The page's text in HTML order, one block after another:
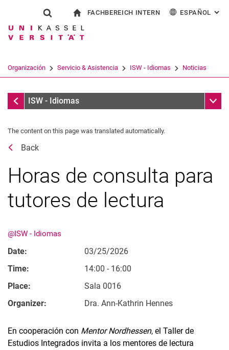
Jump directly to: content
Jump directly to: search
Jump directly to: main
Show search form
Search term
Search (opens an external link in a
FACHBEREICH INTERN ESPAÑOL :
Organización Servicio & Asistencia ISW - Idiomas Noticias
NoticiasISW - Idiomas Sub
The content on this page was translated automatically.
Back
Horas de consulta para
tutores de lectura
@ISW - Idiomas
Date:
03/25/2026
Time:
14:00 - 16:00
Place:
Sala 0016
Organizer:
Dra. Ann-Kathrin Hennes
En cooperación con Mentor Nordhessen, el Taller de
Estudios Integrados invita a los mentores de lectura